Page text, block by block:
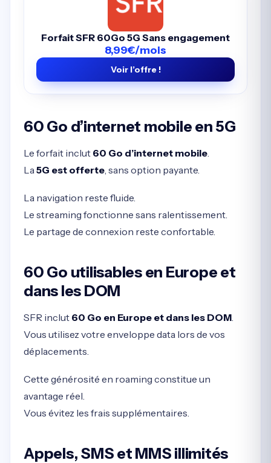
Forfait SFR 60Go 5G Sans engagement
8,99€/mois
Voir l’offre !
60 Go d’internet mobile en 5G
Le forfait inclut 60 Go d’internet mobile
La 5G est offerte , sans option payante.
La navigation reste fluide.
Le streaming fonctionne sans ralentissement.
Le partage de connexion reste confortable.
60 Go utilisables en Europe et
dans les DOM
SFR inclut 60 Go en Europe et dans les DOM
Vous utilisez votre enveloppe data lors de vos
déplacements.
Cette générosité en roaming constitue un
avantage réel.
Vous évitez les frais supplémentaires.
Appels, SMS et MMS illimités